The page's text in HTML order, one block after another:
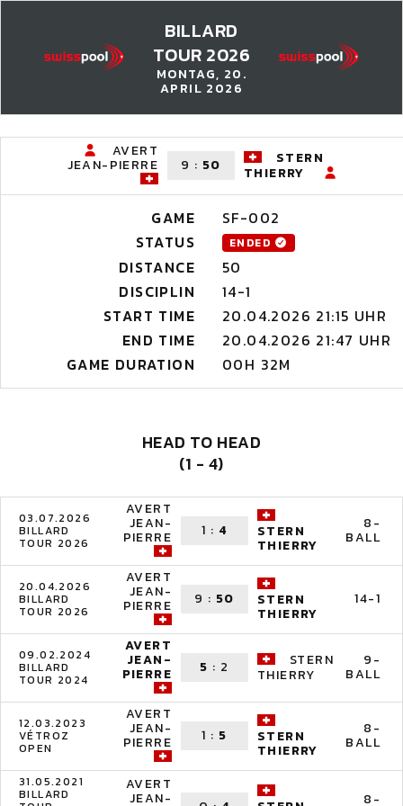
BILLARD
TOUR 2026
MONTAG, 20.
APRIL 2026
AVERT
JEAN-PIERRE 9 : 50
STERN
THIERRY
GAME
SF-002
STATUS
ENDED
DISTANCE
50
DISCIPLIN
14-1
START TIME
20.04.2026 21:15 UHR
END TIME
20.04.2026 21:47 UHR
GAME DURATION
00H 32M
HEAD TO HEAD
(1 - 4)
03.07.2026
BILLARD
TOUR 2026
AVERT
JEAN-
PIERRE 1 : 4 STERN
THIERRY
8-
BALL
20.04.2026
BILLARD
TOUR 2026
AVERT
JEAN-
PIERRE 9 : 50 STERN
THIERRY
14-1
09.02.2024
BILLARD
TOUR 2024
AVERT
JEAN-
PIERRE 5 : 2
STERN
THIERRY
9-
BALL
12.03.2023
VÉTROZ
OPEN
AVERT
JEAN-
PIERRE 1 : 5 STERN
THIERRY
8-
BALL
31.05.2021
BILLARD
AVERT
JEAN- 8-